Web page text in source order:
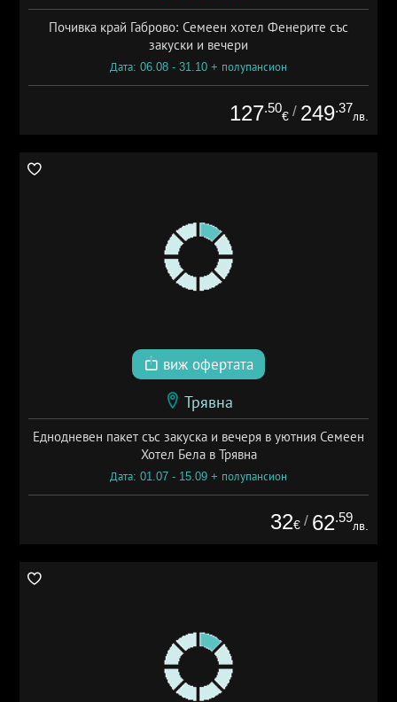
Почивка край Габрово: Семеен хотел Фенерите със
закуски и вечери
Дата: 06.08 - 31.10 + полупансион
127.50
€ / 249.37
лв.
виж офертата
Трявна
Еднодневен пакет със закуска и вечеря в уютния Семеен
Хотел Бела в Трявна
Дата: 01.07 - 15.09 + полупансион
32€ / 62.59
лв.